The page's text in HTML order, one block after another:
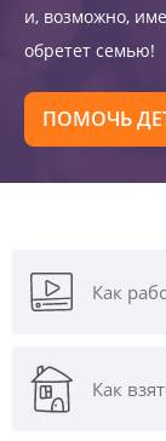
и, возможно,
обретет семью!
ПОМОЧЬ
Как
Как